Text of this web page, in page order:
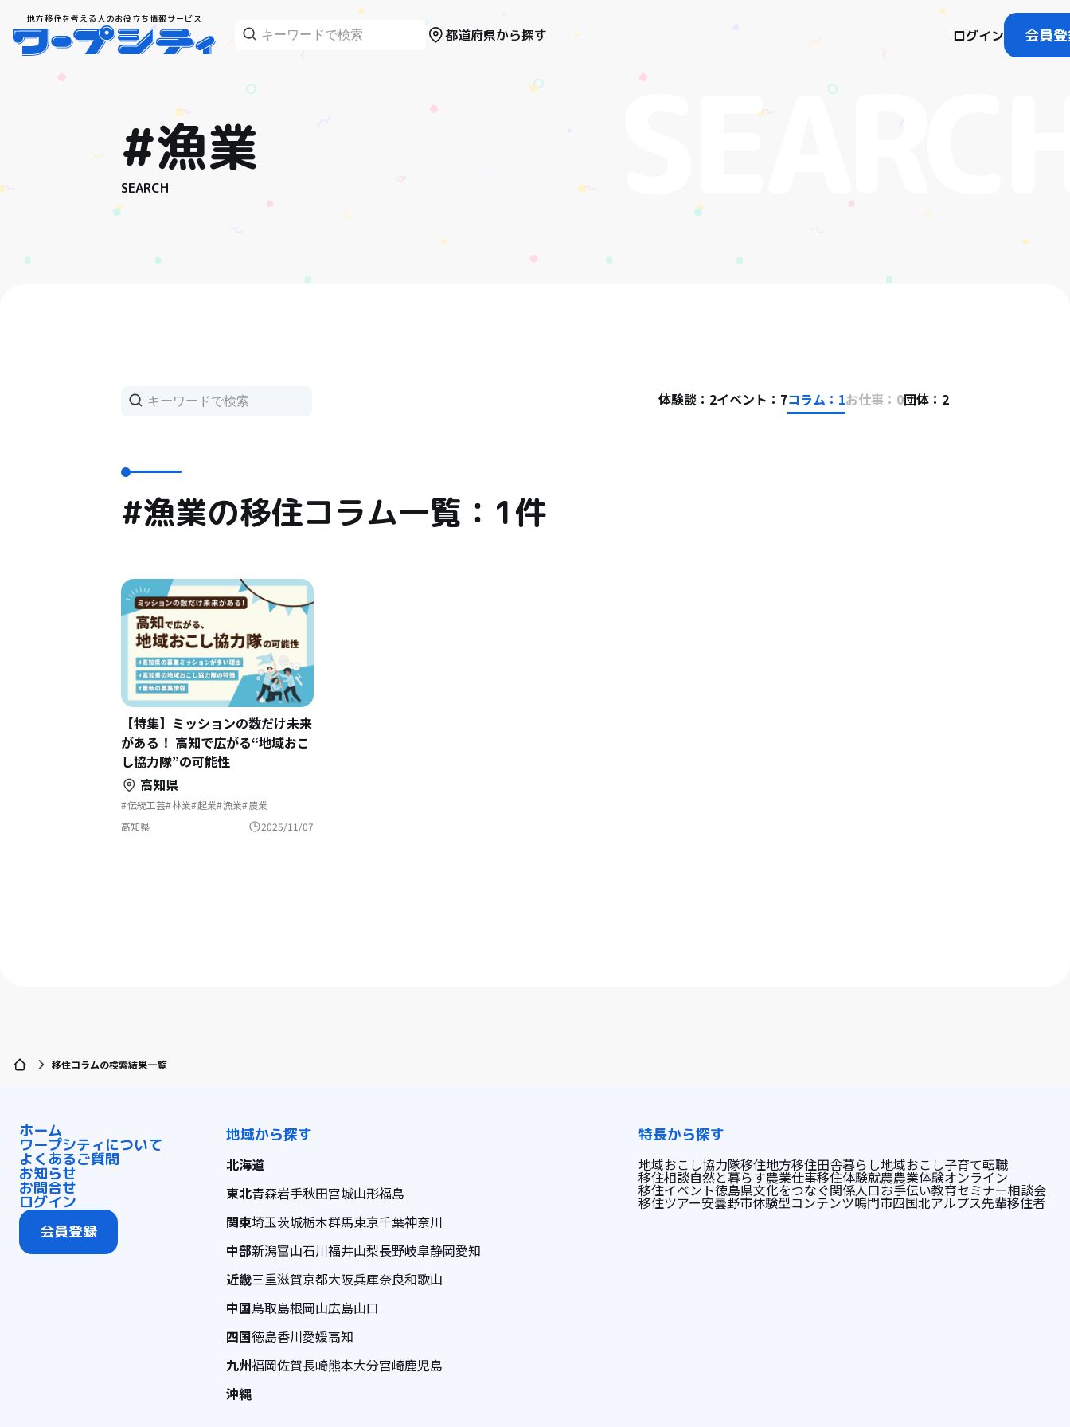
地方移住を考える人のお役立ち情報サービス
都道府県から探す ログイン 会員
#漁業
SEARCH
体験談：2イベント：7コラム：1お仕事：0団体：2
#漁業の移住コラム一覧：1件
【特集】ミッションの数だけ未来
がある！ 高知で広がる“地域おこ
し協力隊”の可能性
高知県
伝統工芸 林業 起業 漁業 農業
地域おこし協力隊 就職
高知県
2025/11/07
移住コラムの検索結果一覧
ホーム
ワープシティについて
よくあるご質問
お知らせ
お問合せ
ログイン
会員登録
地域から探す
北海道
東北青森岩手秋田宮城山形福島
関東埼玉茨城栃木群馬東京千葉神奈川
中部新潟富山石川福井山梨長野岐阜静岡愛知
近畿三重滋賀京都大阪兵庫奈良和歌山
中国鳥取島根岡山広島山口
四国徳島香川愛媛高知
九州福岡佐賀長崎熊本大分宮崎鹿児島
沖縄
特長から探す
地域おこし協力隊移住地方移住田舎暮らし地域おこし子育て転職
移住相談自然と暮らす農業仕事移住体験就農農業体験オンライン
移住イベント徳島県文化をつなぐ関係人口お手伝い教育セミナー相談会
移住ツアー安曇野市体験型コンテンツ鳴門市四国北アルプス先輩移住者